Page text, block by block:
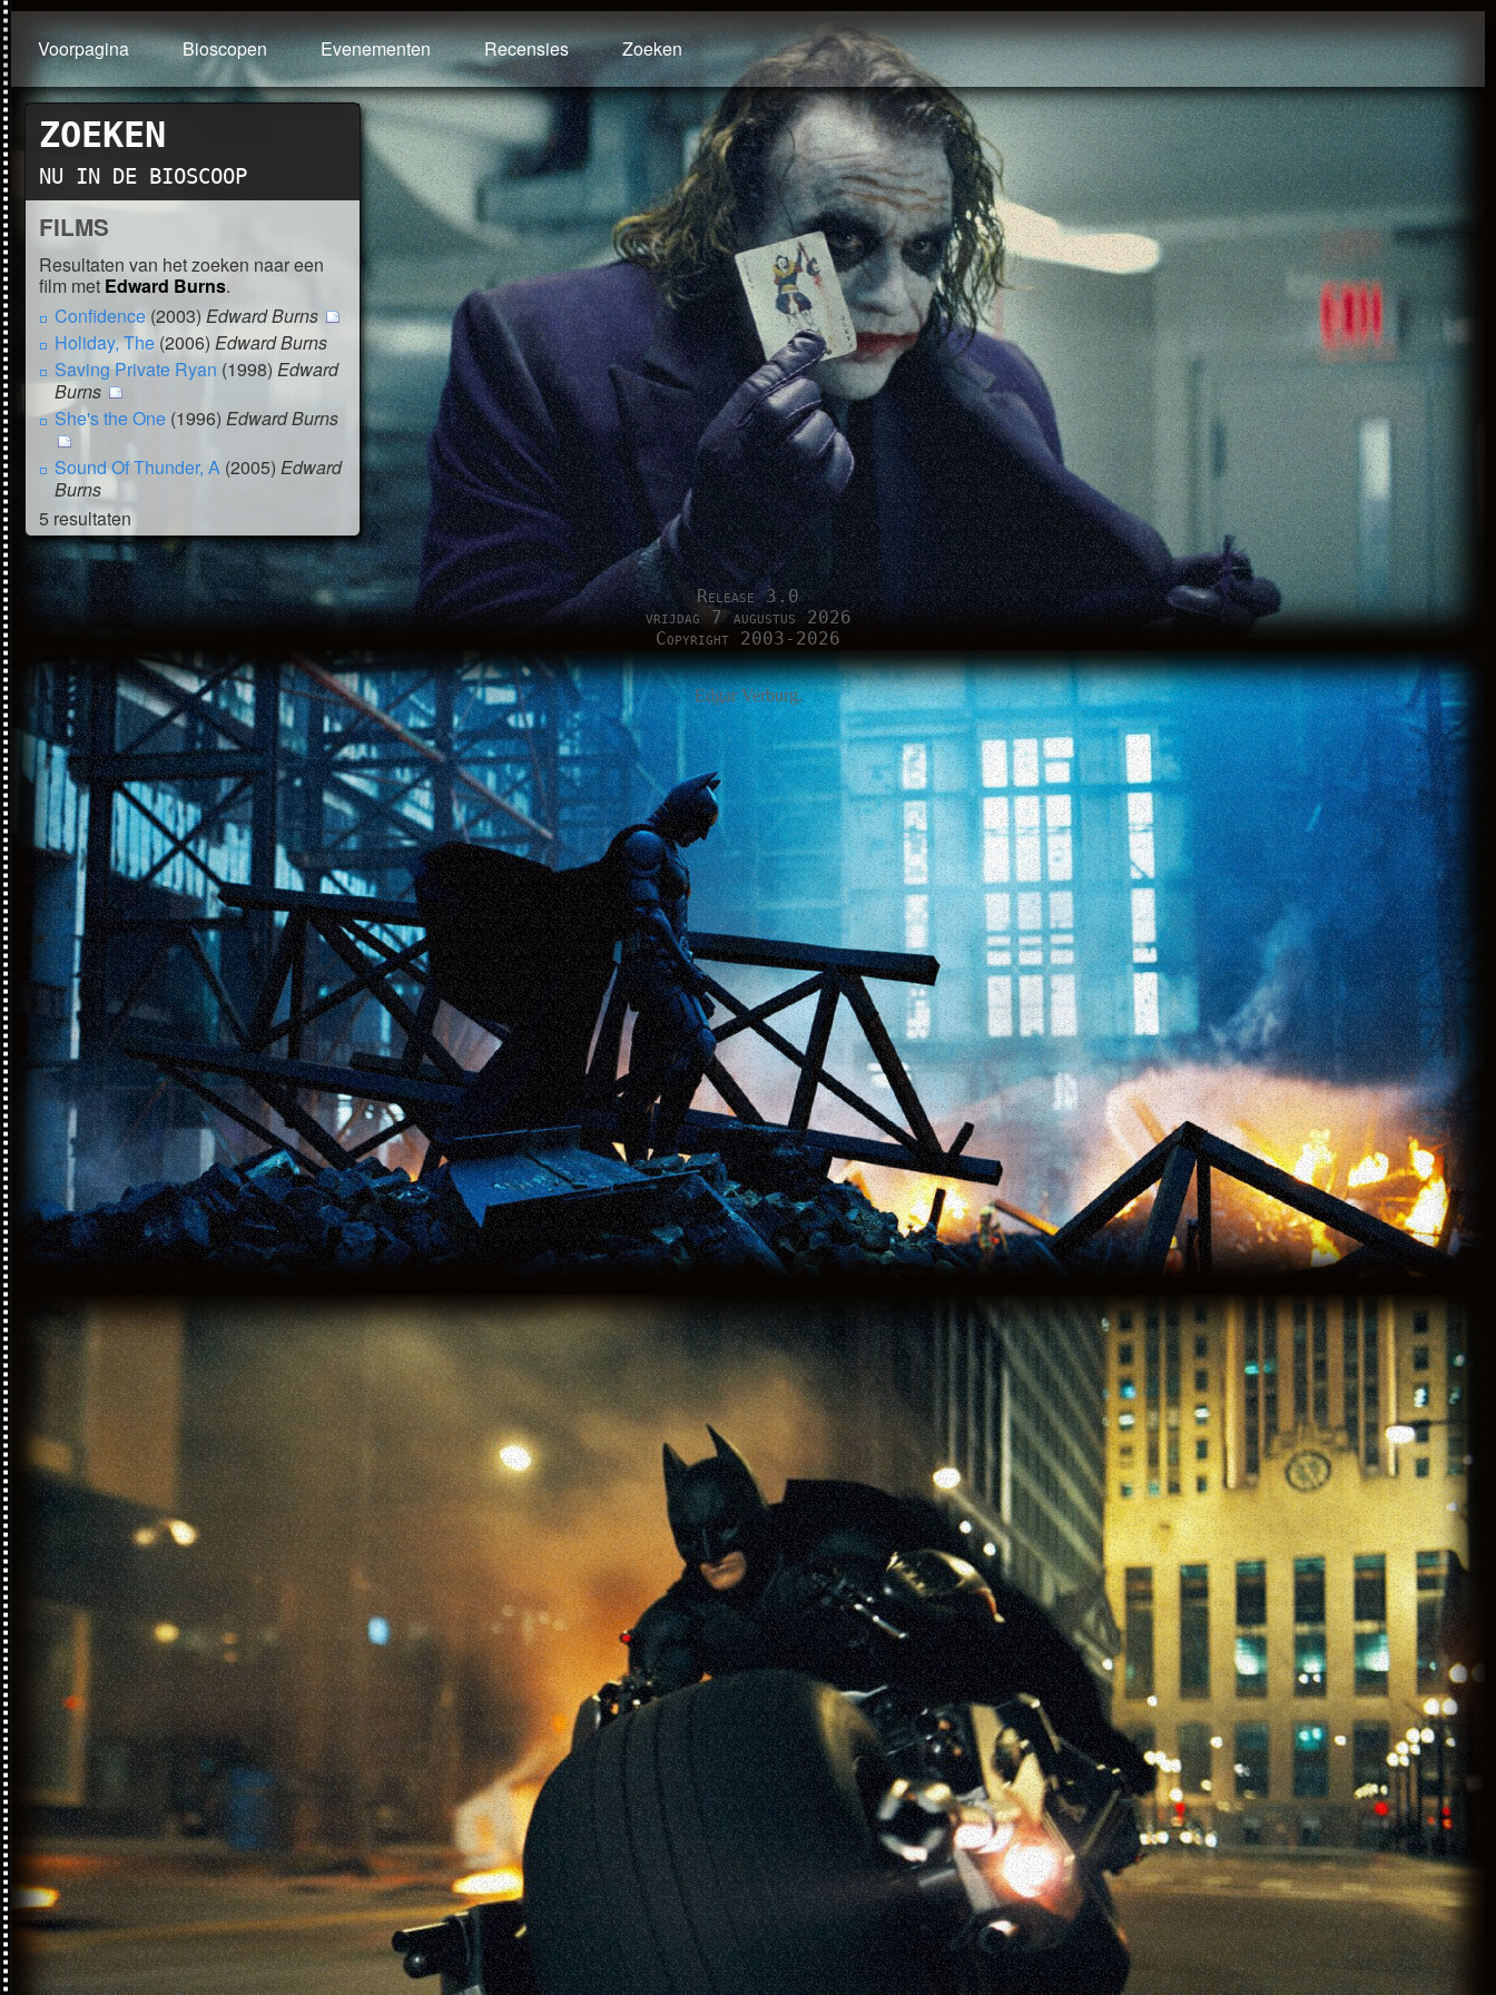
Voorpagina Bioscopen Evenementen Recensies Zoeken
ZOEKEN
NU IN DE BIOSCOOP
FILMS
Resultaten van het zoeken naar een
film met Edward Burns.
Confidence (2003)Edward Burns
Holiday, The (2006) Edward Burns
Saving Private Ryan (1998) Edward
Burns
She's the One (1996) Edward Burns
Sound Of Thunder, A (2005) Edward
Burns
5 resultaten
Release 3.0
vrijdag 7 augustus 2026
Copyright 2003-2026
Edgar Verburg.